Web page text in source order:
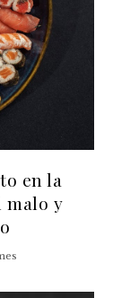
en la
malo y